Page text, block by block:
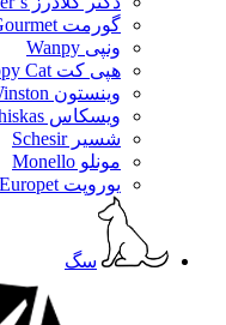
گورمت Gourmet
ونپی Wanpy
هپی کت Happy Cat
وینستون Winston
ویسکاس Whiskas
شسیر Schesir
مونلو Monello
یوروپت Europet
سگ